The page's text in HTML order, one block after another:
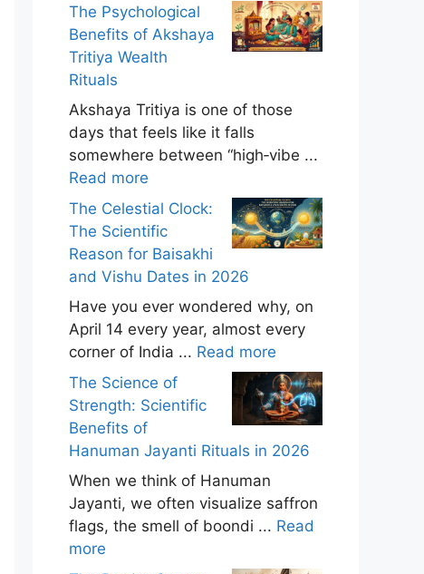
The Psychological
Benefits of Akshaya
Tritiya Wealth
Rituals
Akshaya Tritiya is one of those
days that feels like it falls
somewhere between “high‑vibe ...
Read more
The Celestial Clock:
The Scientific
Reason for Baisakhi
and Vishu Dates in 2026
Have you ever wondered why, on
April 14 every year, almost every
corner of India ... Read more
The Science of
Strength: Scientific
Benefits of
Hanuman Jayanti Rituals in 2026
When we think of Hanuman
Jayanti, we often visualize saffron
flags, the smell of boondi ... Read
more